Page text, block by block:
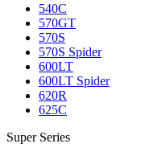
540C
570GT
570S
570S Spider
600LT
600LT Spider
620R
625C
Super Series